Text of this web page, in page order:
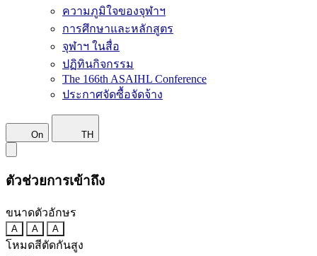
ความภูมิใจของจุฬาฯ
การศึกษาและหลักสูตร
จุฬาฯ ในสื่อ
ปฏิทินกิจกรรม
The 166th ASAIHL Conference
ประกาศจัดซื้อจัดจ้าง
On TH
ตัวช่วยการเข้าถึง
ขนาดตัวอักษร
A A A
โหมดสีตัดกันสูง